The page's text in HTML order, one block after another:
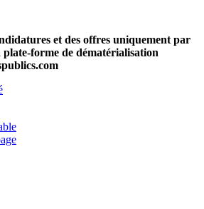
et des offres uniquement par
forme de dématérialisation